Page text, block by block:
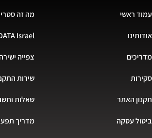
עמוד ראשי
אודותינו
מדריכים
סקירות
תקנון האתר
ביטול עסקה
מה זה
Israel
צפייה
שירות
שאלות
מדריך